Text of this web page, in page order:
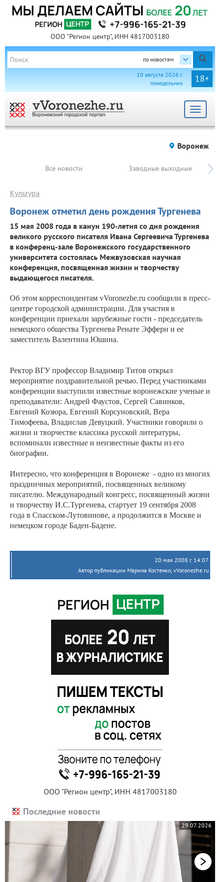
ООО "Регион центр", ИНН 4817003180
по новостям
18+
10 августа 2026 г.
понедельник
Toggle
Воронеж
Все новости Заводные выходные
Воронеж отметил день рождения Тургенева
Культура
15 мая 2008 года в канун 190-летия со дня рождения
великого русского писателя Ивана Сергеевича Тургенева
в конференц-зале Воронежского государственного
университета состоялась Межвузовская научная
конференция, посвященная жизни и творчеству
выдающегося писателя.
Об этом корреспондентам vVoronezhe.ru сообщили в пресс-
центре городской администрации. Для участия в
конференции приехали зарубежные гости - председатель
немецкого общества Тургенева Ренате Эфферн и ее
заместитель Валентина Юшина.
Ректор ВГУ профессор Владимир Титов открыл
мероприятие поздравительной речью. Перед участниками
конференции выступили известные воронежские ученые и
преподаватели: Андрей Фаустов, Сергей Савинков,
Евгений Козюра, Евгений Корсуновский, Вера
Тимофеева, Владислав Девуцкий. Участники говорили о
жизни и творчестве классика русской литературы,
вспоминали известные и неизвестные факты из его
биографии.
Интересно, что конференция в Воронеже - одно из многих
праздничных мероприятий, посвященных великому
писателю. Международный конгресс, посвященный жизни
и творчеству И.С.Тургенева, стартует 19 сентября 2008
года в Спасском-Лутовинове, а продолжится в Москве и
немецком городе Баден-Бадене.
20 мая 2008 г. 14:07
Автор публикации Марина Костенко, vVoronezhe.ru
ООО "Регион центр", ИНН 4817003180
Последние новости
29.07.2026